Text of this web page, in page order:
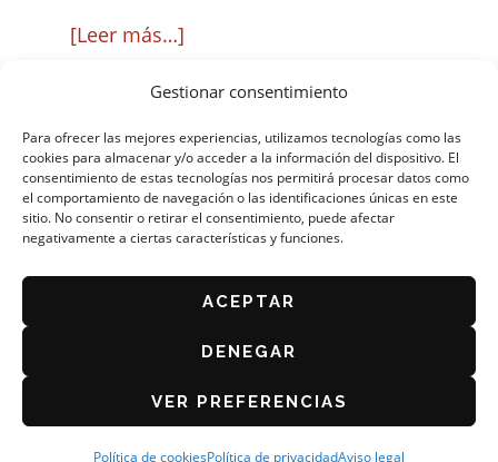
Gestionar consentimiento
Para ofrecer las mejores experiencias, utilizamos tecnologías como las
cookies para almacenar y/o acceder a la información del dispositivo. El
consentimiento de estas tecnologías nos permitirá procesar datos como
el comportamiento de navegación o las identificaciones únicas en este
sitio. No consentir o retirar el consentimiento, puede afectar
negativamente a ciertas características y funciones.
ACEPTAR
DENEGAR
VER PREFERENCIAS
Política de cookiesPolítica de privacidadAviso legal
[Leer más…]acerca
Las
tapas
de
Zaragoza
triunfan
en
Londres
con
canelón
de
ORGANIZA: ASOCIACIÓN DE CAFÉS Y BARES DE
BASES DEL CONCURSO 2026